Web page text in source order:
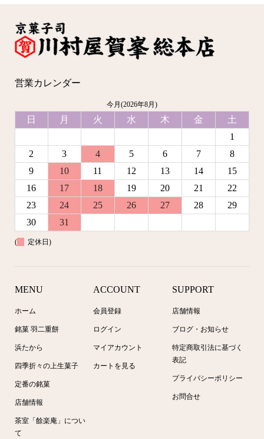
営業カレンダー
今月(2026年8月)
日 月 火 水 木 金
土
1
2
3 4 5 6 7
8
9
10 11 12 13 14
15
16
17 18 19 20 21
22
23
24 25 26 27 28
29
30
31
( 定休日)
MENU
ホーム
銘菓 羽二重餅
浜たから
四季折々の上生菓子
定番の銘菓
店舗情報
茶室「餘楽庵」につい
て
ACCOUNT
会員登録
ログイン
マイアカウント
カートを見る
SUPPORT
店舗情報
ブログ・お知らせ
特定商取引法に基づく
表記
プライバシーポリシー
お問合せ